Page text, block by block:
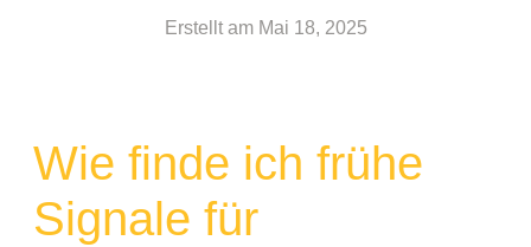
Erstellt am Mai 18, 2025
Wie finde ich frühe
Signale für